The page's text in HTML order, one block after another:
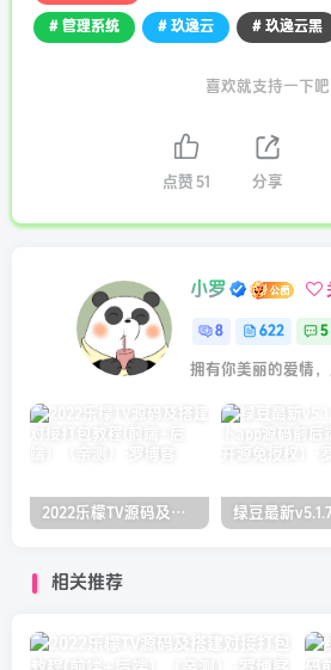
# 管理系统 # 玖逸云 # 玖逸云黑
喜欢就支持一下吧
点赞 51 分享
小罗
8 622 5
拥有你美丽的爱情
2022乐檬TV源码及搭建对接打包教程(前端+后端）（亲测）
相关推荐